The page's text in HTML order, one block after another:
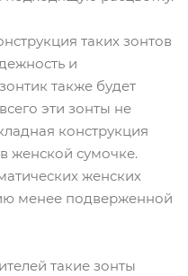
таких зонтов
и
также будет
эти зонты не
конструкция
женской сумочке.
женских
менее подверженной
такие зонты